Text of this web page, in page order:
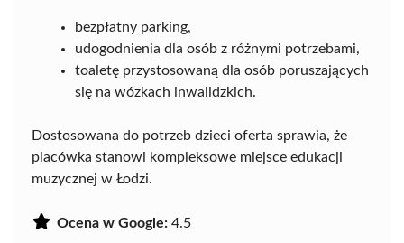
bezpłatny parking,
udogodnienia dla osób z różnymi potrzebami,
toaletę przystosowaną dla osób poruszających
się na wózkach inwalidzkich.
Dostosowana do potrzeb dzieci oferta sprawia, że
placówka stanowi kompleksowe miejsce edukacji
muzycznej w Łodzi.
Ocena w Google: 4.5